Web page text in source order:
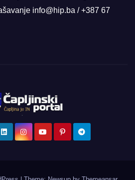
info@hip.ba / +387 67